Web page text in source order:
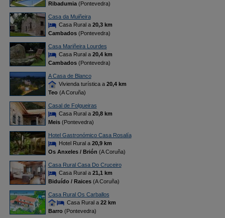
Ribadumia(Pontevedra)
Casa da Muiñeira
Casa Rural a 20,3 km
Cambados(Pontevedra)
Casa Mariñeira Lourdes
Casa Rural a 20,4 km
Cambados(Pontevedra)
A Casa de Blanco
Vivienda turística a 20,4 km
Teo(A Coruña)
Casal de Folgueiras
Casa Rural a 20,8 km
Meis(Pontevedra)
Hotel Gastronómico Casa Rosalía
Hotel Rural a 20,9 km
Os Anxeles / Brión (A Coruña)
Casa Rural Casa Do Cruceiro
Casa Rural a 21,1 km
Biduído / Raices(A Coruña)
Casa Rural Os Carballos
Casa Rural a 22 km
Barro(Pontevedra)